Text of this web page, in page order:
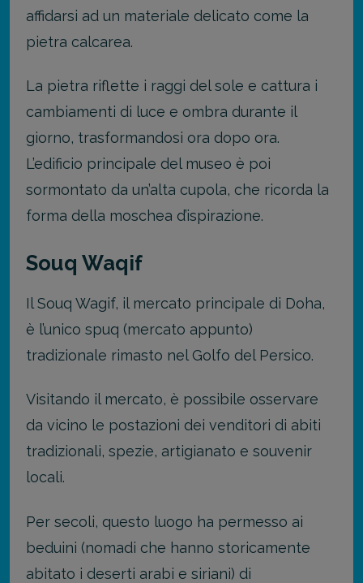
affidarsi ad un materiale delicato come la
pietra calcarea.
La pietra riflette i raggi del sole e cattura i
cambiamenti di luce e ombra durante il
giorno, trasformandosi ora dopo ora.
L’edificio principale del museo è poi
sormontato da un’alta cupola, che ricorda la
forma della moschea d’ispirazione.
Souq Waqif
Il Souq Wagif, il mercato principale di Doha,
è l’unico spuq (mercato appunto)
tradizionale rimasto nel Golfo del Persico.
Visitando il mercato, è possibile osservare
da vicino le postazioni dei venditori di abiti
tradizionali, spezie, artigianato e souvenir
locali.
Per secoli, questo luogo ha permesso ai
beduini (nomadi che hanno storicamente
abitato i deserti arabi e siriani) di